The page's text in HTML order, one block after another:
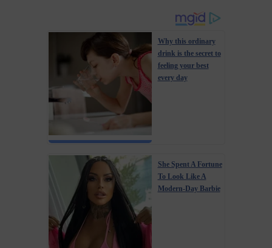
Why this ordinary
drink is the secret to
feeling your best
every day
She Spent A Fortune
To Look Like A
Modern-Day Barbie